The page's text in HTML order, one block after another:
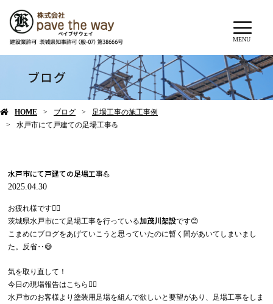
MENU
ブログ
HOME ブログ
足場工事の施工事例
水戸市にて戸建ての足場工事💪
水戸市にて戸建ての足場工事💪
2025.04.30
お疲れ様です🙇‍♂️
茨城県水戸市にて足場工事を行っている加茂川架設です😊
こまめにブログをあげていこうと思っていたのに暫く間があいてしまいまし
た。反省‥😅
気を取り直して！
今日の現場報告はこちら💁‍♂
水戸市のお客様より塗装用足場を組んで欲しいと要望があり、足場工事をしま